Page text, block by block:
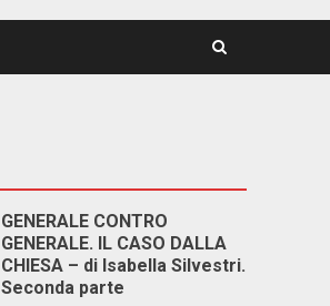
GENERALE CONTRO
GENERALE. IL CASO DALLA
CHIESA – di Isabella Silvestri.
Seconda parte